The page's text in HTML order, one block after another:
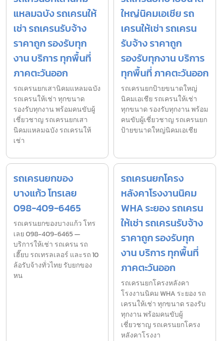
แหลมฉบัง รถเครนให้
เช่า รถเครนรับจ้าง
ราคาถูก รองรับทุก
งาน บริการ ทุกพื้นที่
ภาคตะวันออก
รถเครนยกเสานิคมแหลมฉบัง
รถเครนให้เช่า ทุกขนาด
รองรับทุกงาน พร้อมคนขับผู้
เชี่ยวชาญ รถเครนยกเสา
นิคมแหลมฉบัง รถเครนให้
เช่า
ใหญ่นิคมเอเชีย รถ
เครนให้เช่า รถเครน
รับจ้าง ราคาถูก
รองรับทุกงาน บริการ
ทุกพื้นที่ ภาคตะวันออก
รถเครนยกป้ายขนาดใหญ่
นิคมเอเชีย รถเครนให้เช่า
ทุกขนาด รองรับทุกงาน พร้อม
คนขับผู้เชี่ยวชาญ รถเครนยก
ป้ายขนาดใหญ่นิคมเอเชีย
รถเครนยกของ
บางแก้ว โทรเลย
098-409-6465
รถเครนยกของบางแก้ว โทร
เลย 098-409-6465 —
บริการให้เช่า รถเครน รถ
เฮี๊ยบ รถเทรลเลอร์ และรถ 10
ล้อรับจ้างทั่วไทย รับยกของ
หน
รถเครนยกโครง
หลังคาโรงงานนิคม
WHA ระยอง รถเครน
ให้เช่า รถเครนรับจ้าง
ราคาถูก รองรับทุก
งาน บริการ ทุกพื้นที่
ภาคตะวันออก
รถเครนยกโครงหลังคา
โรงงานนิคม WHA ระยอง รถ
เครนให้เช่า ทุกขนาด รองรับ
ทุกงาน พร้อมคนขับผู้
เชี่ยวชาญ รถเครนยกโครง
หลังคาโรงงา